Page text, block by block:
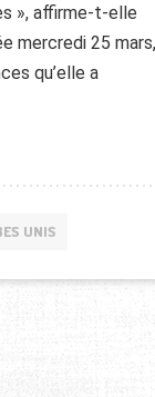
», affirme-t-elle
mercredi 25 mars,
qu’elle a
QUI
UNIS